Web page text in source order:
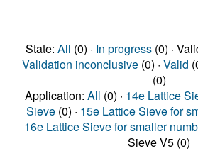
State: All (0) · In progress(0) ·
Validation inconclusive(0) · Valid
(0)
Application: All (0) · 14e Lattice
Sieve (0) · 15e Lattice Sieve for
16e Lattice Sieve for smaller
Sieve V5 (0)